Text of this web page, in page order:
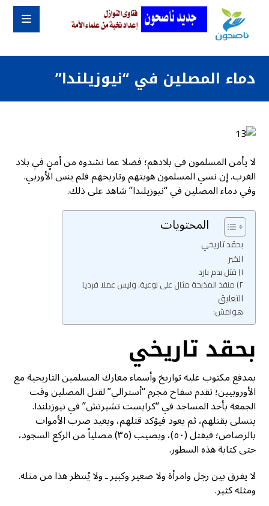
دماء المصلين في “نيوزيلندا”
لا يأمن المسلمون في بلادهم؛ فضلا عما نشدوه من أمنٍ في بلاد
الغرب. إن نسي المسلمون هويتهم وتاريخهم فلم ينس الأوربي.
وفي دماء المصلين في “نيوزيلندا” شاهد على ذلك.
المحتويات
بحقد تاريخي
الخبر
١) قتل بدم بارد
٢) منفذ المذبحة مثال على نوعية، وليس عملا فرديا
التعليق
هوامش:
بحقد تاريخي
بمدفع مكتوب عليه تواريخ وأسماء معارك المسلمين التاريخية مع
الأوروبيين؛ تقدم سفاح مجرم “أسترالي” لقتل المصلين وقت
الجمعة بأحد المساجد في “كرايست تشيرتش” في نيوزيلندا.
يتسلى بقتلهم، ثم يعود فيؤكد قتلهم، ويعيد ضرب الأموات
بالرصاص؛ فيقتل (٥٠)، ويصيب (٣٥) مصلياً من الركع السجود،
حتى كتابة هذه السطور.
لا يفرق بين رجل وامرأة ولا صغير وكبير ـ ولا يُنتظر هذا من مثله.
ومثله كثير.